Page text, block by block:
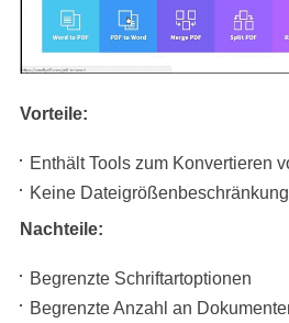
Vorteile:
Enthält Tools zum Konvertieren
Keine
Nachteile:
Begrenzte Schriftartoptionen
Begrenzte Anzahl an